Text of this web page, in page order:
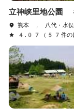
立神峡里地公園
熊本 , 八代・水俣
4.07（57件の口